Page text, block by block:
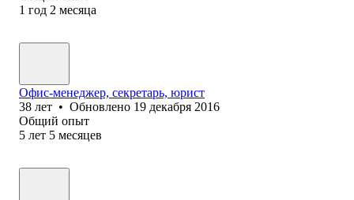
1 год 2 месяца
Офис-менеджер, секретарь, юрист
38 лет • Обновлено 19 декабря 2016
Общий опыт
5 лет 5 месяцев